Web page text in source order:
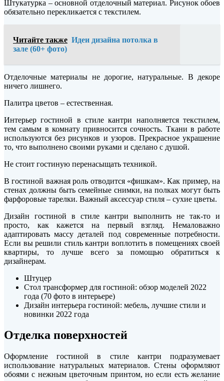
Штукатурка – основной отделочный материал. Рисунок обоев
обязательно перекликается с текстилем.
Читайте также Идеи дизайна потолка в
зале (60+ фото)
Отделочные материалы не дорогие, натуральные. В декоре
ничего лишнего.
Палитра цветов – естественная.
Интерьер гостиной в стиле кантри наполняется текстилем,
тем самым в комнату привносится сочность. Ткани в работе
используются без рисунков и узоров. Прекрасное украшение
то, что выполнено своими руками и сделано с душой.
Не стоит гостиную перенасыщать техникой.
В гостиной важная роль отводится «фишкам». Как пример, на
стенах должны быть семейные снимки, на полках могут быть
фарфоровые тарелки. Важный аксессуар стиля – сухие цветы.
Дизайн гостиной в стиле кантри выполнить не так-то и
просто, как кажется на первый взгляд. Немаловажно
адаптировать массу деталей под современные потребности.
Если вы решили стиль кантри воплотить в помещениях своей
квартиры, то лучше всего за помощью обратиться к
дизайнерам.
Штуцер
Стол трансформер для гостиной: обзор моделей 2022
года (70 фото в интерьере)
Дизайн интерьера гостиной: мебель, лучшие стили и
новинки 2022 года
Отделка поверхностей
Оформление гостиной в стиле кантри подразумевает
использование натуральных материалов. Стены оформляют
обоями с нежным цветочным принтом, но если есть желание